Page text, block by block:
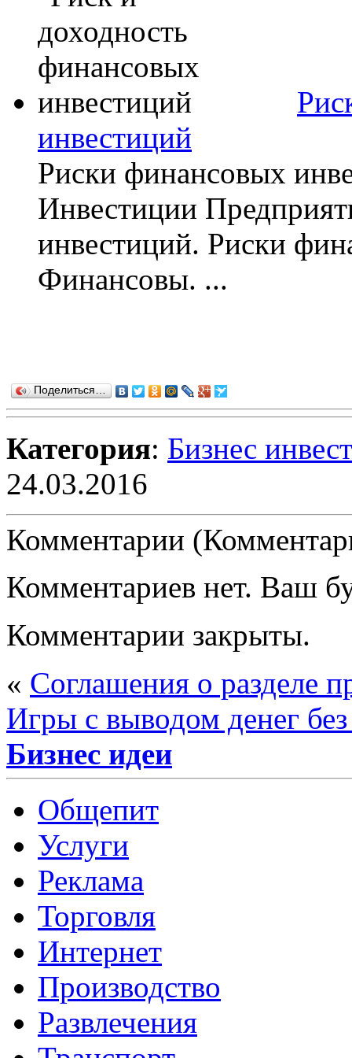
инвестиций
Риски финансовых
Инвестиции
инвестиций. Риски
Финансовы. ...
Поделиться…
Категория: Бизнес
24.03.2016
Комментарии
Комментариев нет. Ваш
Комментарии закрыты.
« Соглашения о разделе
Игры с выводом денег
Бизнес идеи
Общепит
Услуги
Реклама
Торговля
Интернет
Производство
Развлечения